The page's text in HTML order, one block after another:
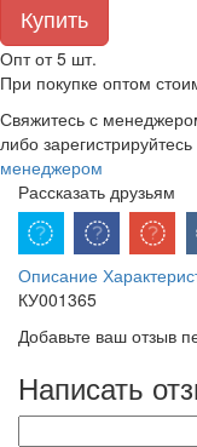
Купить
Опт от 5 шт.
При покупке оптом
Свяжитесь с
либо
менеджером
Рассказать друзьям
Описание
КУ001365
Добавьте ваш отзыв
Написать